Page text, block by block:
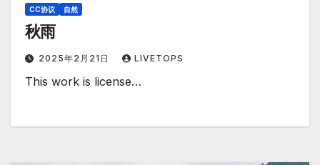
CC协议 自然
秋雨
2025年2月21日 LIVETOPS
This work is license…